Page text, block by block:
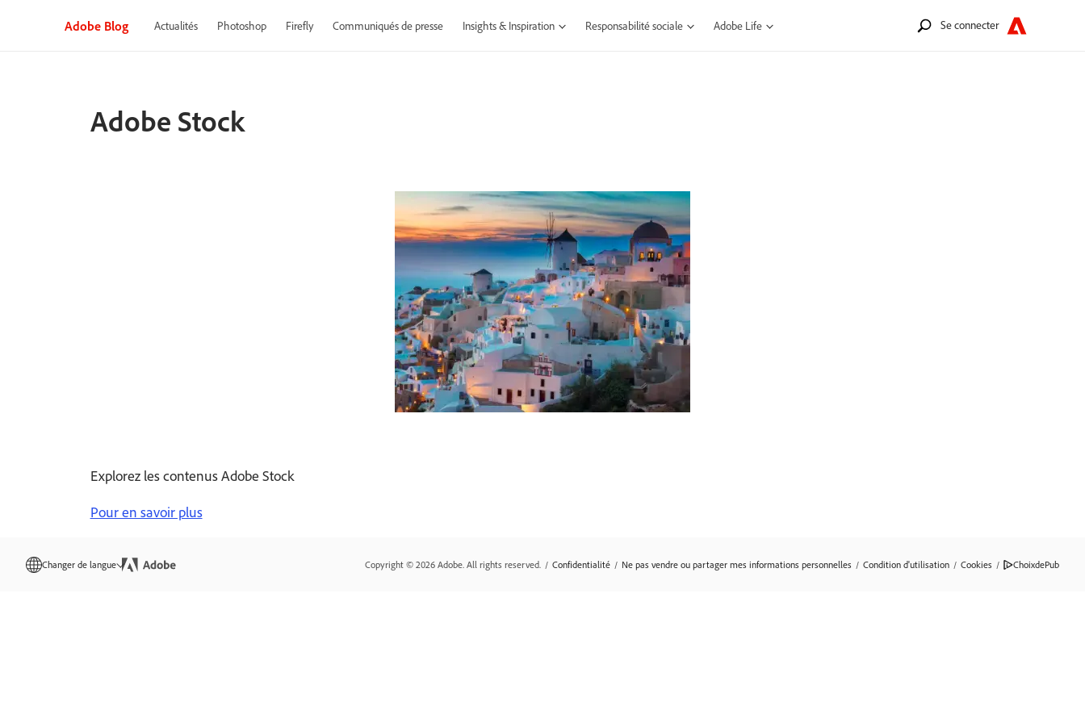
Adobe Blog Actualités Photoshop Firefly Communiqués de presse Insights & Inspiration Responsabilité sociale Adobe Life Se connecter
Adobe Stock
Explorez les contenus Adobe Stock
Pour en savoir plus
Changer de langue Copyright © 2026 Adobe. All rights reserved. / Confidentialité / Ne pas vendre ou partager mes informations personnelles / Condition d'utilisation / Cookies / ChoixdePub